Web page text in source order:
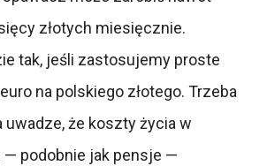
złotych miesięcznie.
tak, jeśli zastosujemy proste
na polskiego złotego. Trzeba
uwadze, że koszty życia w
podobnie jak pensje —